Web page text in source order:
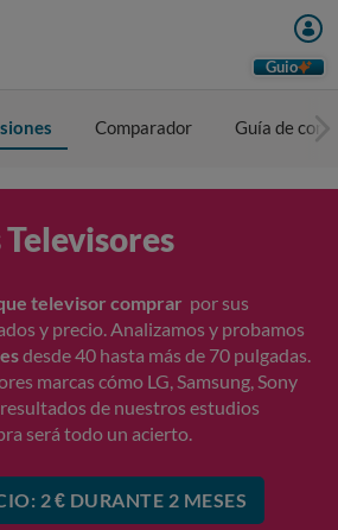
Guio
Comparador Guía de
televisor comprar por sus
y precio. Analizamos y probamos
desde 40 hasta más de 70 pulgadas.
marcas cómo LG, Samsung, Sony
de nuestros estudios
será todo un acierto.
2 € DURANTE 2 MESES